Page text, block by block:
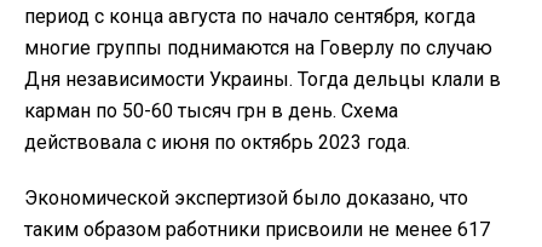
период с конца августа по начало сентября, когда
многие группы поднимаются на Говерлу по случаю
Дня независимости Украины. Тогда дельцы клали в
карман по 50-60 тысяч грн в день. Схема
действовала с июня по октябрь 2023 года.
Экономической экспертизой было доказано, что
таким образом работники присвоили не менее 617